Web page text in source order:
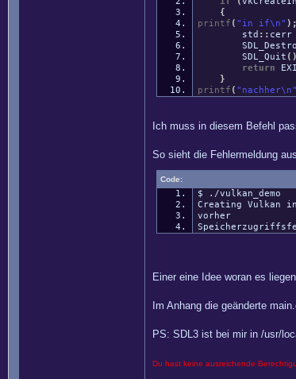
{
printf ( "in if\n" ) ;
std :: cerr
SDL_Quit ( )
return
}
printf ( "nachher\n"
Ich muss in diesem Befehl
So sieht die Fehlermeldung
Code:
$ ./vulkan_demo
Creating Vulkan
vorher
Einer eine Idee woran es
Im Anhang die geänderte
PS: SDL3 ist bei mir in /usr/
Du hast keine ausreichende